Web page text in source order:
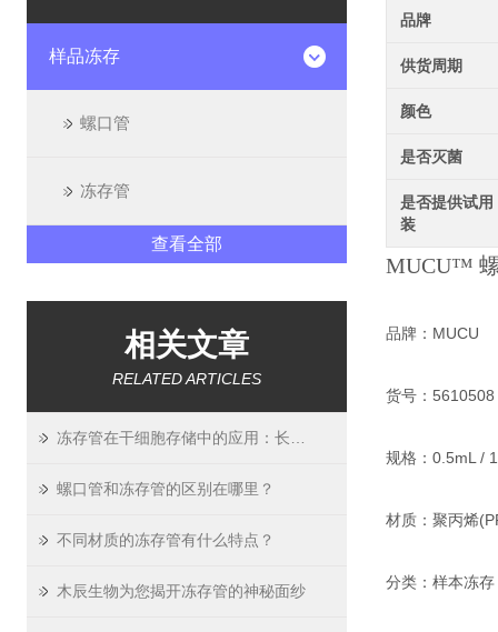
样品冻存
螺口管
冻存管
查看全部
相关文章
RELATED ARTICLES
螺口管和冻存管的区别在哪里？
不同材质的冻存管有什么特点？
木辰生物为您揭开冻存管的神秘面纱
品牌
供货周期
颜色
是否灭菌
是否提供试用
装
MUCU™
品牌：MUCU
货号：
规格：0.5mL /
材质：聚丙烯
分类：样本冻存